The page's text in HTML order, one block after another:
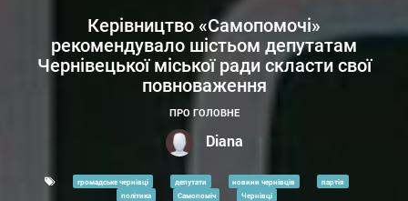
Керівництво «Самопомочі»
рекомендувало шістьом депутатам
Чернівецької міської ради скласти свої
повноваження
ПРО ГОЛОВНЕ
Diana
громадське чернівці депутати новини чернівців
партія
політика
Самопоміч Чернівці